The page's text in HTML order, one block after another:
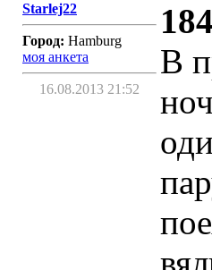
Starlej22
Город: Hamburg
моя анкета
16.08.2013 21:52
В